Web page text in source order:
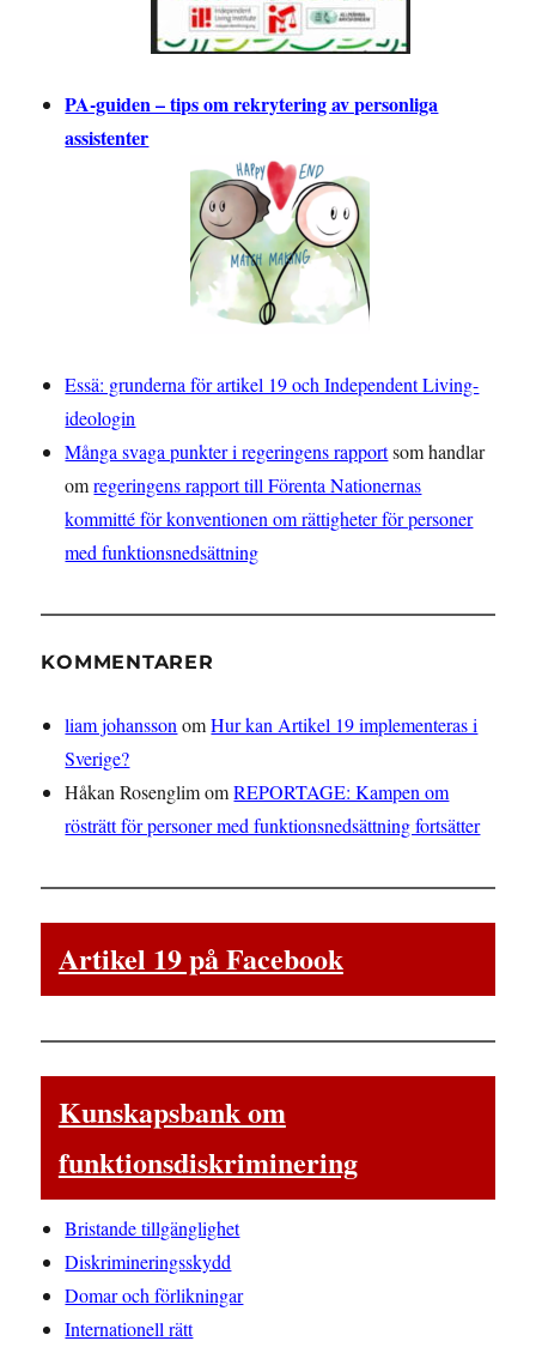
PA-guiden – tips om rekrytering av personliga
assistenter
Essä: grunderna för artikel 19 och Independent Living-
ideologin
Många svaga punkter i regeringens rapportsom handlar
omregeringens rapport till Förenta Nationernas
kommitté för konventionen om rättigheter för personer
med funktionsnedsättning
KOMMENTARER
liam johansson omHur kan Artikel 19 implementeras i
Sverige?
Håkan RosenglimomREPORTAGE: Kampen om
rösträtt för personer med funktionsnedsättning fortsätter
Artikel 19 på Facebook
Kunskapsbank om
funktionsdiskriminering
Bristande tillgänglighet
Diskrimineringsskydd
Domar och förlikningar
Internationell rätt